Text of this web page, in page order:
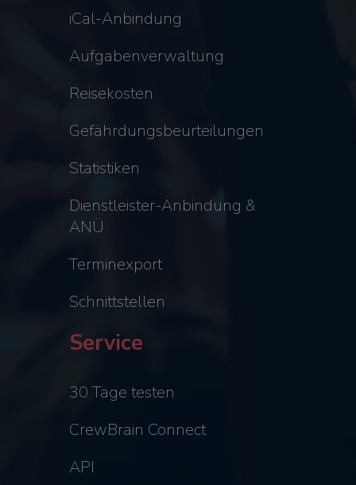
iCal-Anbindung
Aufgabenverwaltung
Reisekosten
Gefährdungsbeurteilungen
Statistiken
Dienstleister-Anbindung &
ANÜ
Terminexport
Schnittstellen
Service
30 Tage testen
CrewBrain Connect
API